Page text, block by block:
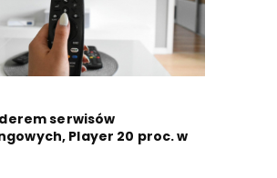
serwisów
Player 20 proc. w